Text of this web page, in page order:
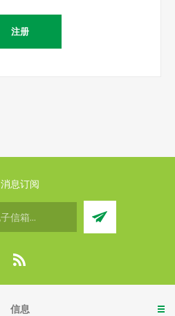
消息订阅
信息